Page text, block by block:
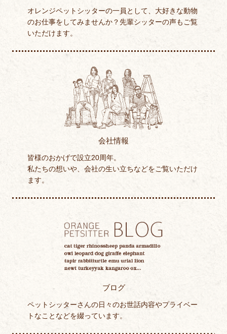
オレンジペットシッターの一員として、大好きな動物
のお仕事をしてみませんか？先輩シッターの声もご覧
いただけます。
会社情報
皆様のおかげで設立20周年。
私たちの想いや、会社の生い立ちなどをご覧いただけ
ます。
ブログ
ペットシッターさんの日々のお世話内容やプライベー
トなことなどを綴っています。